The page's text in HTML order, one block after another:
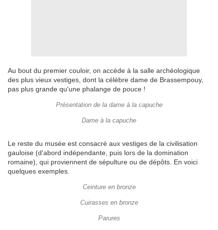
Au bout du premier couloir, on accède à la salle archéologique
des plus vieux vestiges, dont la célèbre dame de Brassempouy,
pas plus grande qu'une phalange de pouce !
Présentation de la dame à la capuche
Dame à la capuche
Le reste du musée est consacré aux vestiges de la civilisation
gauloise (d'abord indépendante, puis lors de la domination
romaine), qui proviennent de sépulture ou de dépôts. En voici
quelques exemples.
Ceinture en bronze
Cuirasses en bronze
Parures